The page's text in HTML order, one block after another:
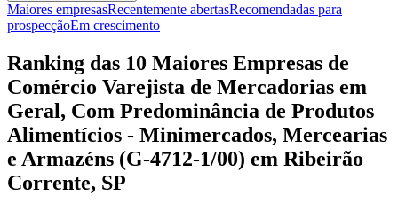
Maiores empresasRecentemente abertasRecomendadas para
prospecçãoEm crescimento
Ranking das 10 Maiores Empresas de
Comércio Varejista de Mercadorias em
Geral, Com Predominância de Produtos
Alimentícios - Minimercados, Mercearias
e Armazéns (G-4712-1/00) em Ribeirão
Corrente, SP